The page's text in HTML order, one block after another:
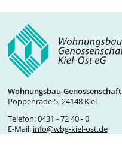
Wohnungsbau-
Poppenrade 5, 24148 Kiel
Telefon:0431 - 72 40 - 0
E-Mail: info@wbg-kiel-ost.de